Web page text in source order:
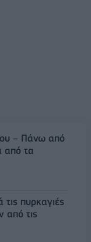
– Πάνω από
από τα
πυρκαγιές
από τις